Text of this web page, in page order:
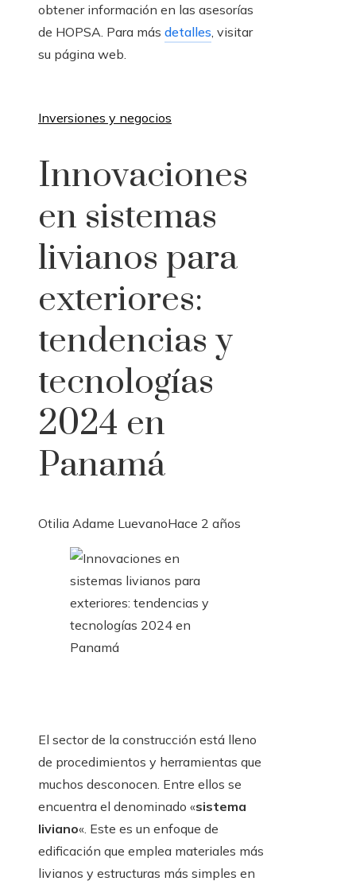
obtener información en las asesorías
de HOPSA. Para más detalles , visitar
su página web.
Inversiones y negocios
Innovaciones
en sistemas
livianos para
exteriores:
tendencias y
tecnologías
2024 en
Panamá
Otilia Adame LuevanoHace 2 años
El sector de la construcción está lleno
de procedimientos y herramientas que
muchos desconocen. Entre ellos se
encuentra el denominado «sistema
liviano«. Este es un enfoque de
edificación que emplea materiales más
livianos y estructuras más simples en